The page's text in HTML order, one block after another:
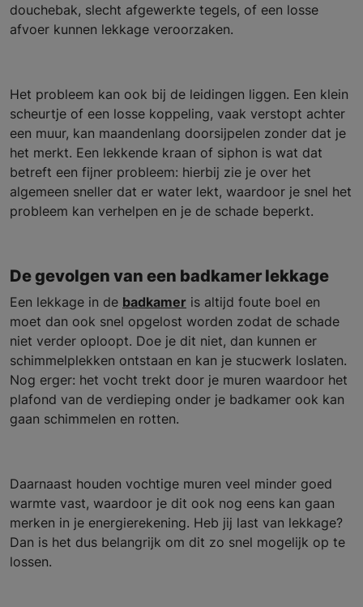
douchebak, slecht afgewerkte tegels, of een losse
afvoer kunnen lekkage veroorzaken.
Het probleem kan ook bij de leidingen liggen. Een klein
scheurtje of een losse koppeling, vaak verstopt achter
een muur, kan maandenlang doorsijpelen zonder dat je
het merkt. Een lekkende kraan of siphon is wat dat
betreft een fijner probleem: hierbij zie je over het
algemeen sneller dat er water lekt, waardoor je snel het
probleem kan verhelpen en je de schade beperkt.
De gevolgen van een badkamer lekkage
Een lekkage in de badkamer is altijd foute boel en
moet dan ook snel opgelost worden zodat de schade
niet verder oploopt. Doe je dit niet, dan kunnen er
schimmelplekken ontstaan en kan je stucwerk loslaten.
Nog erger: het vocht trekt door je muren waardoor het
plafond van de verdieping onder je badkamer ook kan
gaan schimmelen en rotten.
Daarnaast houden vochtige muren veel minder goed
warmte vast, waardoor je dit ook nog eens kan gaan
merken in je energierekening. Heb jij last van lekkage?
Dan is het dus belangrijk om dit zo snel mogelijk op te
lossen.